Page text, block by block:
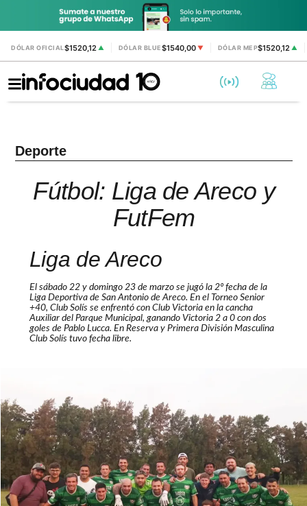
DÓLAR OFICIAL$1520,12 ▲ DÓLAR BLUE$1540,00 ▼ DÓLAR MEP$1520,12 ▲
Deporte
Fútbol: Liga de Areco y
FutFem
Liga de Areco
El sábado 22 y domingo 23 de marzo se jugó la 2º fecha de la
Liga Deportiva de San Antonio de Areco. En el Torneo Senior
+40, Club Solís se enfrentó con Club Victoria en la cancha
Auxiliar del Parque Municipal, ganando Victoria 2 a 0 con dos
goles de Pablo Lucca. En Reserva y Primera División Masculina
Club Solís tuvo fecha libre.